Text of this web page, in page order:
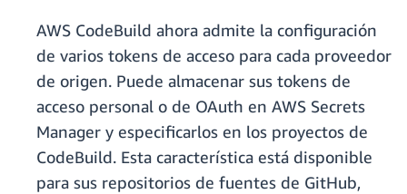
AWS CodeBuild ahora admite la configuración
de varios tokens de acceso para cada proveedor
de origen. Puede almacenar sus tokens de
acceso personal o de OAuth en AWS Secrets
Manager y especificarlos en los proyectos de
CodeBuild. Esta característica está disponible
para sus repositorios de fuentes de GitHub,